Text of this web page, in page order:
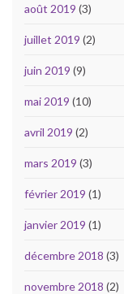
août 2019 (3)
juillet 2019 (2)
juin 2019 (9)
mai 2019 (10)
avril 2019 (2)
mars 2019 (3)
février 2019 (1)
janvier 2019 (1)
décembre 2018 (3)
novembre 2018 (2)